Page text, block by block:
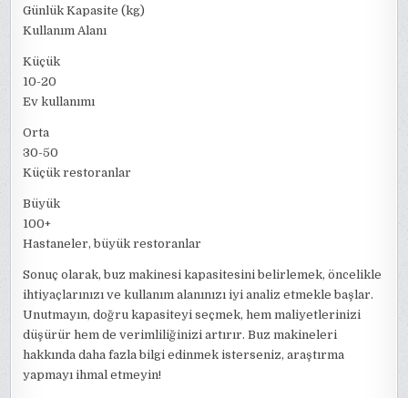
Günlük Kapasite (kg)
Kullanım Alanı
Küçük
10-20
Ev kullanımı
Orta
30-50
Küçük restoranlar
Büyük
100+
Hastaneler, büyük restoranlar
Sonuç olarak, buz makinesi kapasitesini belirlemek, öncelikle
ihtiyaçlarınızı ve kullanım alanınızı iyi analiz etmekle başlar.
Unutmayın, doğru kapasiteyi seçmek, hem maliyetlerinizi
düşürür hem de verimliliğinizi artırır. Buz makineleri
hakkında daha fazla bilgi edinmek isterseniz, araştırma
yapmayı ihmal etmeyin!